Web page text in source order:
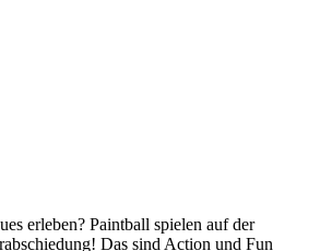
erleben? Paintball spielen auf der
Das sind Action und Fun